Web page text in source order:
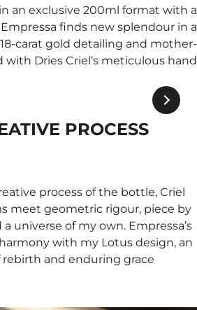
an exclusive 200ml format with a
finds new splendour in a
carat gold detailing and mother-
with Dries Criel’s meticulous hand.
PROCESS
process of the bottle, Criel
meet geometric rigour, piece by
universe of my own. Empressa’s
with my Lotus design, an
and enduring grace.”